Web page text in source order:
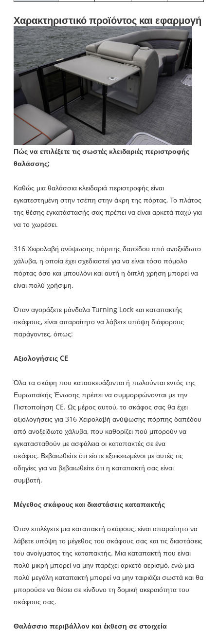
Χαρακτηριστικό προϊόντος και εφαρμογή
Πώς να επιλέξετε τις σωστές κλειδαριές περιστροφής
θαλάσσης;
Καθώς μια θαλάσσια κλειδαριά περιστροφής είναι
εγκατεστημένη στην τσέπη στην άκρη της πόρτας, Το πλάτος
της θέσης εγκατάστασής σας πρέπει να είναι αρκετά παχύ για
να το χωρέσει.
316 Χειρολαβή ανύψωσης πόρπης δαπέδου από ανοξείδωτο
χάλυβα, η οποία έχει σχεδιαστεί για να είναι τόσο πόμολο
πόρτας όσο και μπουλόνι και αυτή η διπλή χρήση μπορεί να
είναι πολύ χρήσιμη.
Όταν αγοράζετε μάνδαλα Turning Lock και καταπακτής
σκάφους, είναι απαραίτητο να λάβετε υπόψη διάφορους
παράγοντες, όπως:
Αξιολογήσεις CE
Όλα τα σκάφη που κατασκευάζονται ή πωλούνται εντός της
Ευρωπαϊκής Ένωσης πρέπει να συμμορφώνονται με την
Πιστοποίηση CE. Ως μέρος αυτού, το σκάφος σας θα έχει
αξιολογήσεις για 316 Χειρολαβή ανύψωσης πόρπης δαπέδου
από ανοξείδωτο χάλυβα, που καθορίζει πού μπορούν να
εγκατασταθούν με ασφάλεια οι καταπακτές σε ένα
σκάφος. Βεβαιωθείτε ότι είστε εξοικειωμένοι με αυτές τις
οδηγίες για να βεβαιωθείτε ότι η καταπακτή σας είναι
συμβατή.
Μέγεθος σκάφους και διαστάσεις καταπακτής
Όταν επιλέγετε μια καταπακτή σκάφους, είναι απαραίτητο να
λάβετε υπόψη το μέγεθος του σκάφους σας και τις διαστάσεις
του ανοίγματος της καταπακτής. Μια καταπακτή που είναι
πολύ μικρή μπορεί να μην παρέχει αρκετό αερισμό, ενώ μια
πολύ μεγάλη καταπακτή μπορεί να μην ταιριάζει σωστά και θα
μπορούσε να θέσει σε κίνδυνο τη δομική ακεραιότητα του
σκάφους σας.
Θαλάσσιο περιβάλλον και έκθεση σε στοιχεία